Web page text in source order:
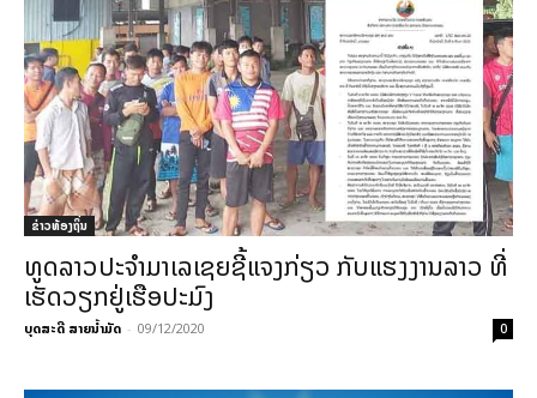
ຂ່າວທ້ອງຖິ່ນ
ທູດລາວປະຈຳມາເລເຊຍຊີ້ແຈງກ່ຽວ ກັບແຮງງານລາວ ທີ່
ເຮັດວຽກຢູ່ເຮືອປະມົງ
ບຸດສະດີ ສາຍນ້ຳມັດ - 09/12/2020 0